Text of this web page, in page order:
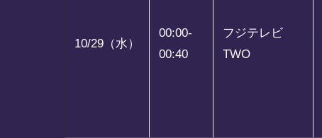
10/29（水）
00:00-
00:40
フジテレビ
TWO